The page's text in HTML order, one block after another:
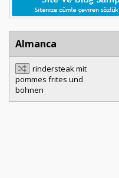
Almanca
rindersteak mit
pommes frites und
bohnen